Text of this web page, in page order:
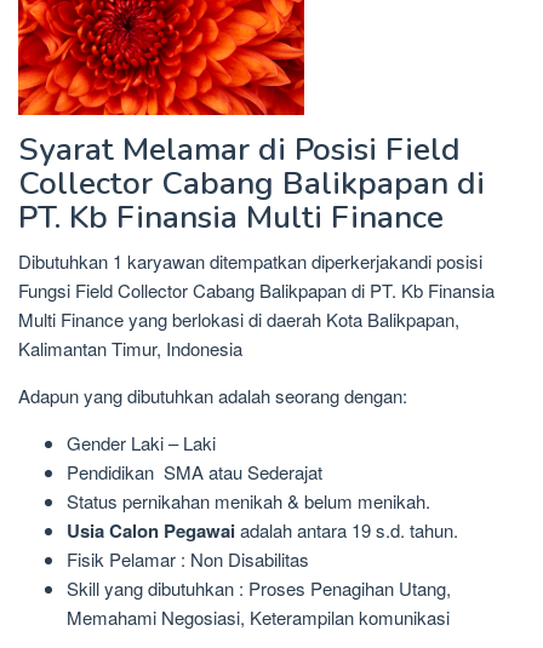
Syarat Melamar di Posisi Field
Collector Cabang Balikpapan di
PT. Kb Finansia Multi Finance
Dibutuhkan 1 karyawan ditempatkan diperkerjakandi posisi
Fungsi Field Collector Cabang Balikpapan di PT. Kb Finansia
Multi Finance yang berlokasi di daerah Kota Balikpapan,
Kalimantan Timur, Indonesia
Adapun yang dibutuhkan adalah seorang dengan:
Gender Laki – Laki
Pendidikan SMA atau Sederajat
Status pernikahan menikah & belum menikah.
Usia Calon Pegawaiadalah antara 19 s.d. tahun.
Fisik Pelamar : Non Disabilitas
Skill yang dibutuhkan : Proses Penagihan Utang,
Memahami Negosiasi, Keterampilan komunikasi